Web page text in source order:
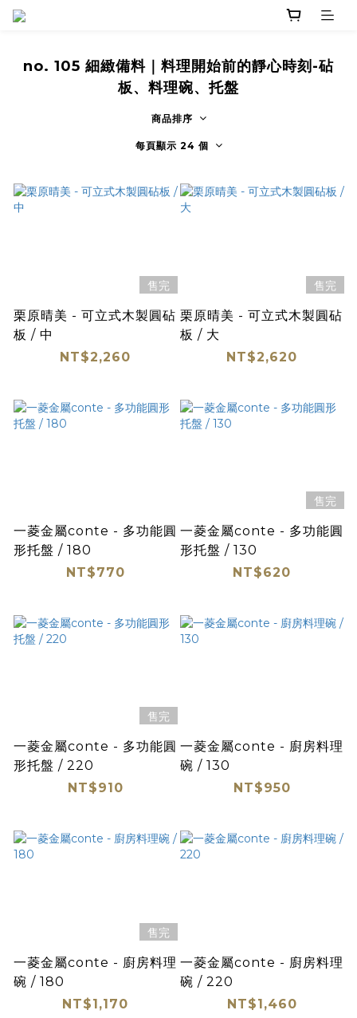
no. 105 細緻備料｜料理開始前的靜心時刻-砧
板、料理碗、托盤
商品排序
每頁顯示 24 個
售完
栗原晴美 - 可立式木製圓砧
板 / 中
NT$2,260
售完
栗原晴美 - 可立式木製圓砧
板 / 大
NT$2,620
一菱金屬conte - 多功能圓
形托盤 / 180
NT$770
售完
一菱金屬conte - 多功能圓
形托盤 / 130
NT$620
售完
一菱金屬conte - 多功能圓
形托盤 / 220
NT$910
一菱金屬conte - 廚房料理
碗 / 130
NT$950
售完
一菱金屬conte - 廚房料理
碗 / 180
NT$1,170
一菱金屬conte - 廚房料理
碗 / 220
NT$1,460